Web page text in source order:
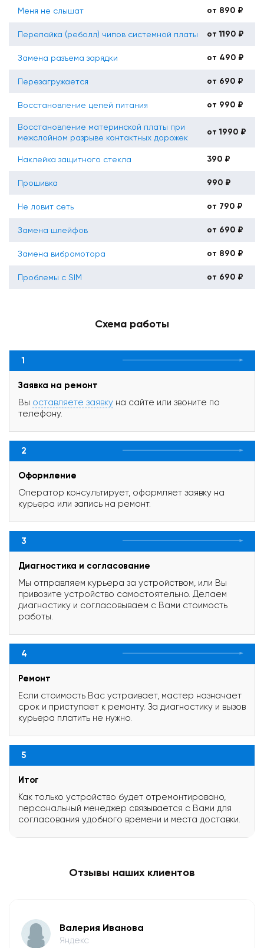
Меня не слышат от 890 ₽
Перепайка (реболл) чипов системной платы от 1190 ₽
Замена разъема зарядки от 490 ₽
Перезагружается от 690 ₽
Восстановление цепей питания от 990 ₽
Восстановление материнской платы при
межслойном разрыве контактных дорожек
от 1990 ₽
Наклейка защитного стекла 390 ₽
Прошивка 990 ₽
Не ловит сеть от 790 ₽
Замена шлейфов от 690 ₽
Замена вибромотора от 890 ₽
Проблемы с SIM от 690 ₽
Схема работы
1
Заявка на ремонт
Вы оставляете заявку на сайте или звоните по
телефону.
2
Оформление
Оператор консультирует, оформляет заявку на
курьера или запись на ремонт.
3
Диагностика и согласование
Мы отправляем курьера за устройством, или Вы
привозите устройство самостоятельно. Делаем
диагностику и согласовываем с Вами стоимость
работы.
4
Ремонт
Если стоимость Вас устраивает, мастер назначает
срок и приступает к ремонту. За диагностику и вызов
курьера платить не нужно.
5
Итог
Как только устройство будет отремонтировано,
персональный менеджер связывается с Вами для
согласования удобного времени и места доставки.
Отзывы наших клиентов
Валерия Иванова
Яндекс